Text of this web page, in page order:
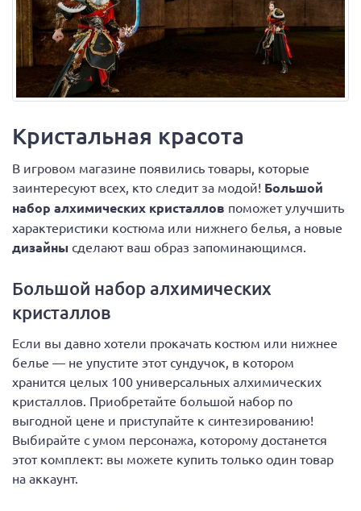
Кристальная красота
В игровом магазине появились товары, которые
заинтересуют всех, кто следит за модой! Большой
набор алхимических кристаллов поможет улучшить
характеристики костюма или нижнего белья, а новые
дизайны сделают ваш образ запоминающимся.
Большой набор алхимических
кристаллов
Если вы давно хотели прокачать костюм или нижнее
белье — не упустите этот сундучок, в котором
хранится целых 100 универсальных алхимических
кристаллов. Приобретайте большой набор по
выгодной цене и приступайте к синтезированию!
Выбирайте с умом персонажа, которому достанется
этот комплект: вы можете купить только один товар
на аккаунт.